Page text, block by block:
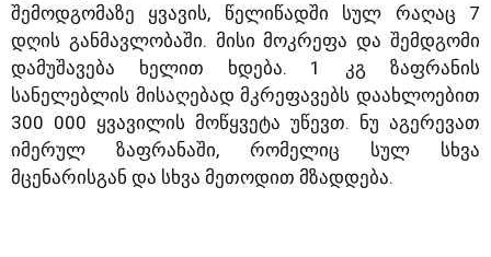
შემოდგომაზე ყვავის, წელიწადში სულ რაღაც 7
დღის განმავლობაში. მისი მოკრეფა და შემდგომი
დამუშავება ხელით ხდება. 1 კგ ზაფრანის
სანელებლის მისაღებად მკრეფავებს დაახლოებით
300 000 ყვავილის მოწყვეტა უწევთ. ნუ აგერევათ
იმერულ ზაფრანაში, რომელიც სულ სხვა
მცენარისგან და სხვა მეთოდით მზადდება.